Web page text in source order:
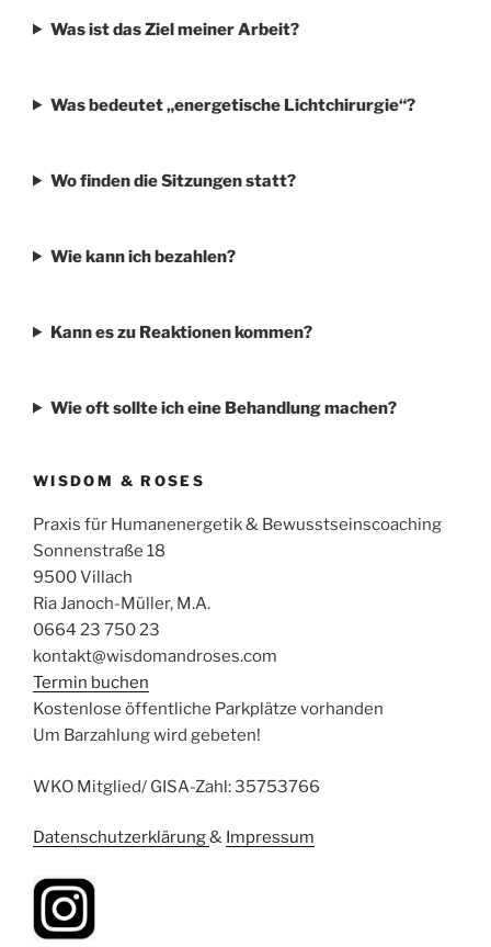
Was ist das Ziel meiner Arbeit?
Was bedeutet „energetische Lichtchirurgie“?
Wo finden die Sitzungen statt?
Wie kann ich bezahlen?
Kann es zu Reaktionen kommen?
Wie oft sollte ich eine Behandlung machen?
WISDOM & ROSES
Praxis für Humanenergetik & Bewusstseinscoaching
Sonnenstraße 18
9500 Villach
Ria Janoch-Müller, M.A.
0664 23 750 23
kontakt@wisdomandroses.com
Termin buchen
Kostenlose öffentliche Parkplätze vorhanden
Um Barzahlung wird gebeten!
WKO Mitglied/ GISA-Zahl: 35753766
Datenschutzerklärung& Impressum